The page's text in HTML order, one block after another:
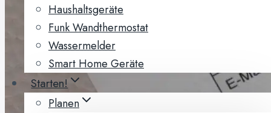
Haushaltsgeräte
Funk Wandthermostat
Wassermelder
Smart Home Geräte
Starten!
Planen